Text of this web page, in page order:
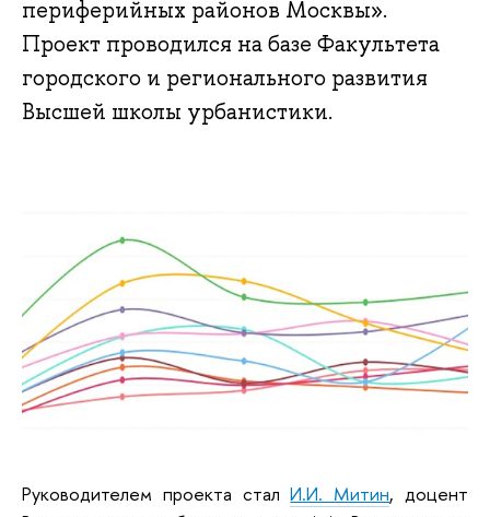
периферийных районов Москвы».
Проект проводился на базе Факультета
городского и регионального развития
Высшей школы урбанистики.
Руководителем проекта сталИ.И. Митин, доцент